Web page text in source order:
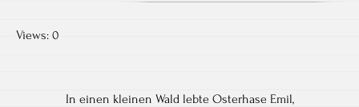
Views: 0
In einen kleinen Wald lebte Osterhase Emil,